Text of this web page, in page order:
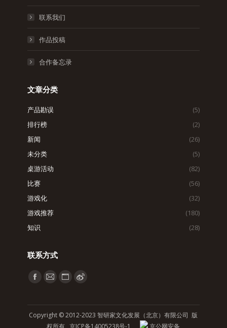
联系我们
作品投稿
合作备忘录
文章分类
产品勘误
(5)
排行榜
(2)
新闻
(26)
未分类
(5)
桌游活动
(82)
比赛
(56)
游戏化
(32)
游戏推荐
(180)
知识
(28)
联系方式
找到我们：
Facebook
in
Mail
in
WebsiteWeibo
in
Copyright © 2012-2023 智研家文化发展（北京）有限公司 版
权所有京ICP备14005238号-1 京公网安备